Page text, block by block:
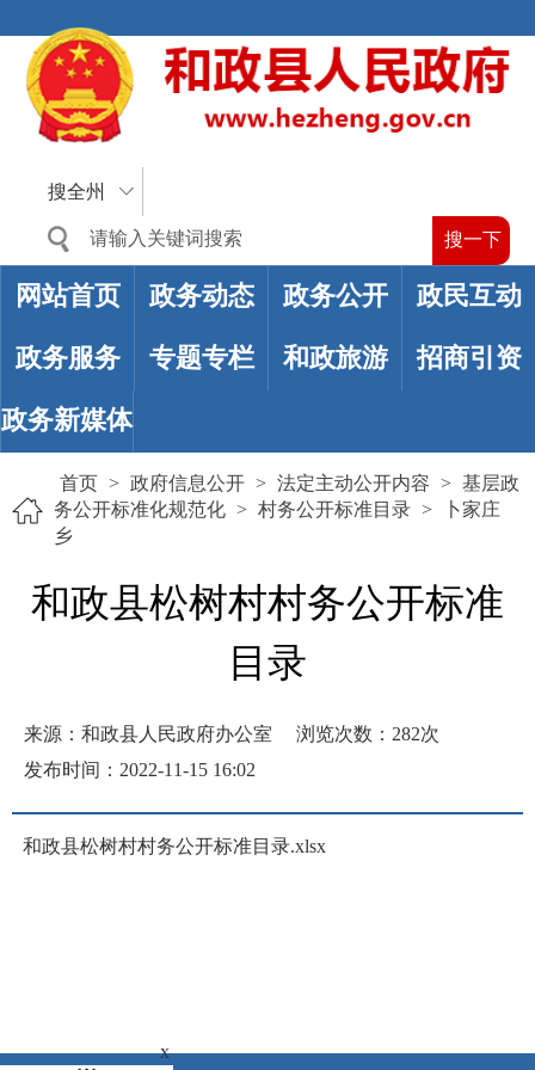
搜全州
网站首页 政务动态 政务公开 政民互动
政务服务 专题专栏 和政旅游 招商引资
政务新媒体
首页 > 政府信息公开 > 法定主动公开内容 > 基层政
务公开标准化规范化 > 村务公开标准目录 >
卜家庄
乡
和政县松树村村务公开标准
目录
来源：和政县人民政府办公室 浏览次数： 282次
发布时间：2022-11-15 16:02
和政县松树村村务公开标准目录.xlsx
x